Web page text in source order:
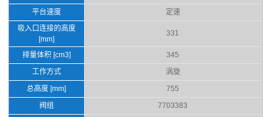
平台速度
定速
吸入口连接的高度
[mm]
331
排量体积 [cm3]
345
工作方式
涡旋
总高度 [mm]
755
阀组
7703383